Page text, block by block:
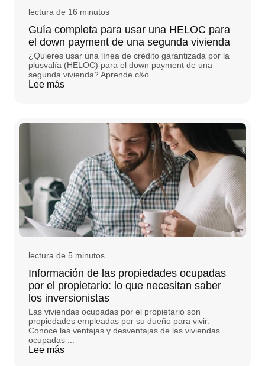
lectura de 16 minutos
Guía completa para usar una HELOC para
el down payment de una segunda vivienda
¿Quieres usar una línea de crédito garantizada por la
plusvalía (HELOC) para el down payment de una
segunda vivienda? Aprende c&o...
Lee más
lectura de 5 minutos
Información de las propiedades ocupadas
por el propietario: lo que necesitan saber
los inversionistas
Las viviendas ocupadas por el propietario son
propiedades empleadas por su dueño para vivir.
Conoce las ventajas y desventajas de las viviendas
ocupadas ...
Lee más